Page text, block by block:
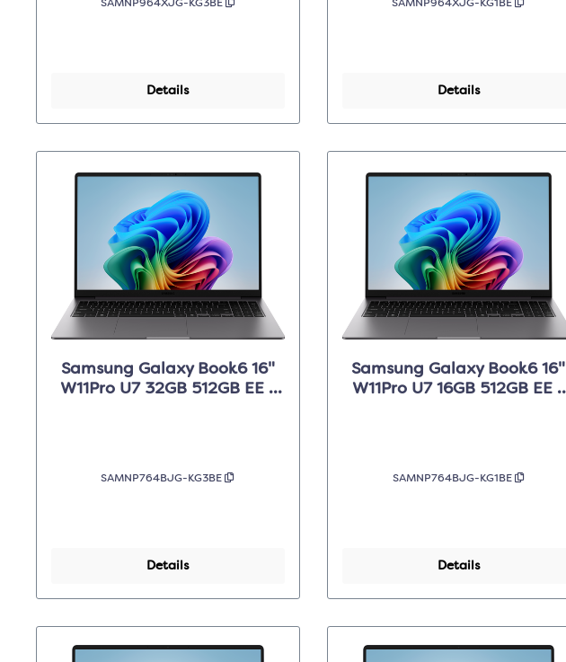
SAMNP964XJG-KG3BE
Details
SAMNP964XJG-KG1BE
Details
Samsung Galaxy Book6 16"
W11Pro U7 32GB 512GB EE -
SAMNP764BJG-KG3BE
Details
Samsung Galaxy Book6 16"
W11Pro U7 16GB 512GB EE -
SAMNP764BJG-KG1BE
Details